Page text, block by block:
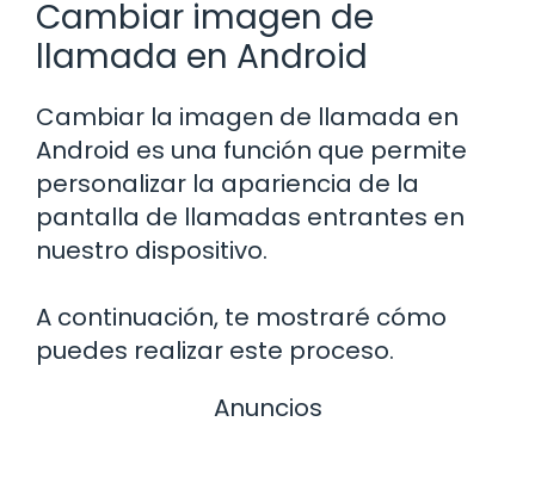
Cambiar imagen de
llamada en Android
Cambiar la imagen de llamada en
Android es una función que permite
personalizar la apariencia de la
pantalla de llamadas entrantes en
nuestro dispositivo.
A continuación, te mostraré cómo
puedes realizar este proceso.
Anuncios